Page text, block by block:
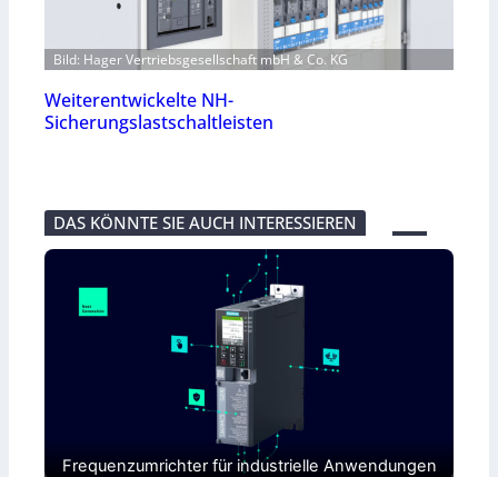
Bild: Hager Vertriebsgesellschaft mbH & Co. KG
Weiterentwickelte NH-
Sicherungslastschaltleisten
DAS KÖNNTE SIE AUCH INTERESSIEREN
Frequenzumrichter für industrielle Anwendungen